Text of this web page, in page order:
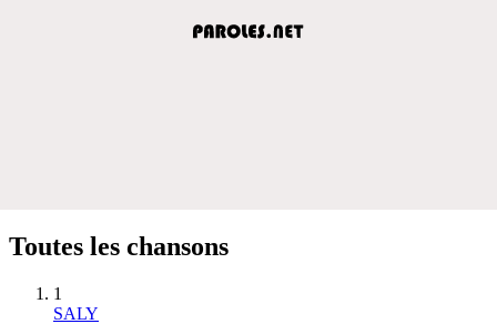
Toutes les chansons
1
SALY